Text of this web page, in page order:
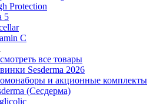
Protection
5
C
все товары
Sesderma 2026
и акционные комплекты
(Сесдерма)